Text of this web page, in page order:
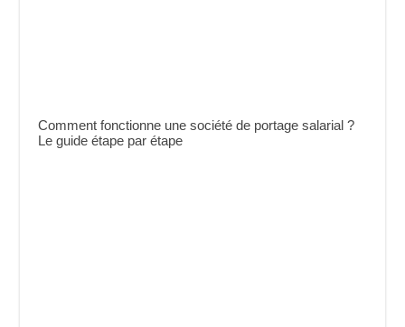
Comment fonctionne une société de portage salarial ?
Le guide étape par étape